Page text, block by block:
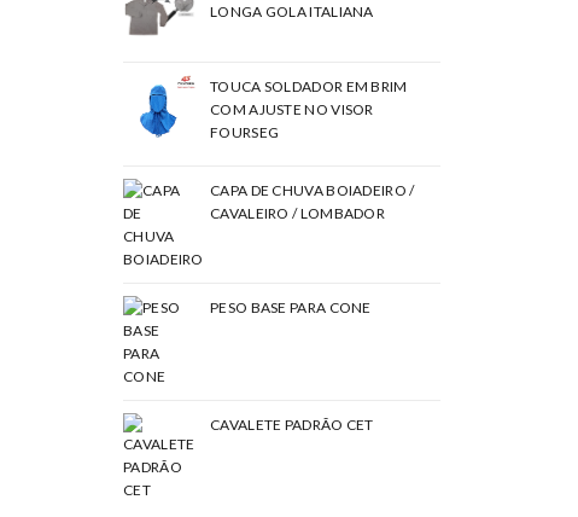
LONGA GOLA ITALIANA
TOUCA SOLDADOR EM BRIM
COM AJUSTE NO VISOR
FOURSEG
CAPA DE CHUVA BOIADEIRO /
CAVALEIRO / LOMBADOR
PESO BASE PARA CONE
CAVALETE PADRÃO CET